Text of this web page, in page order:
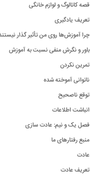
قصه کاتالوگ و لوازم خانگی
تعریف یادگیری
چرا آموزش‌ها روی من ‌تأثیر گذار
باور و نگرش منفی نسبت به آموزش
تمرین نکردن
ناتوانی آموخته شده
توقع ناصحیح
انباشت اطلاعات
فصل یک و نیم: عادت سازی
منبع رفتارهای ما
عادت
تعریف عادت